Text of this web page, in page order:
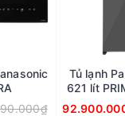
Tủ lạnh
621 lít
Door